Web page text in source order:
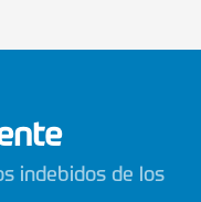
indebidos de los